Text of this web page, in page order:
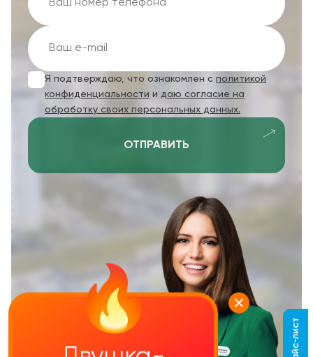
Я подтверждаю, что ознакомлен с политикой
конфиденциальности и даю согласие на
обработку своих персональных данных.
ОТПРАВИТЬ